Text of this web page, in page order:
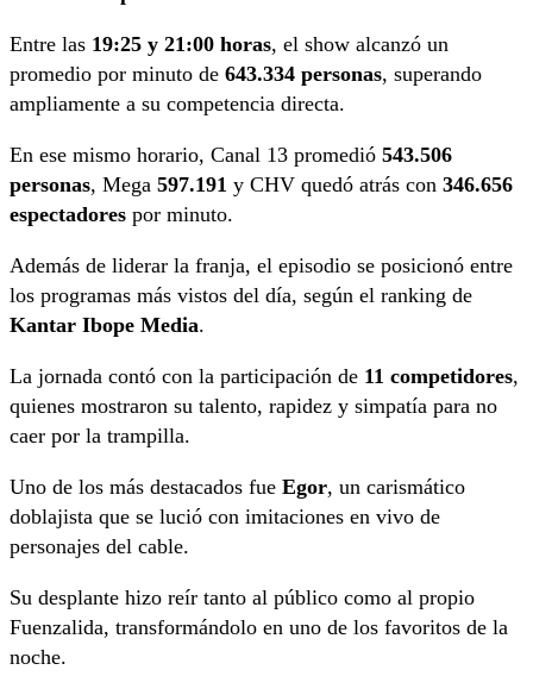
Entre las 19:25 y 21:00 horas, el show alcanzó un
promedio por minuto de 643.334 personas, superando
ampliamente a su competencia directa.
En ese mismo horario, Canal 13 promedió 543.506
personas, Mega 597.191 y CHV quedó atrás con 346.656
espectadores por minuto.
Además de liderar la franja, el episodio se posicionó entre
los programas más vistos del día, según el ranking de
Kantar Ibope Media.
La jornada contó con la participación de 11 competidores,
quienes mostraron su talento, rapidez y simpatía para no
caer por la trampilla.
Uno de los más destacados fue Egor, un carismático
doblajista que se lució con imitaciones en vivo de
personajes del cable.
Su desplante hizo reír tanto al público como al propio
Fuenzalida, transformándolo en uno de los favoritos de la
noche.